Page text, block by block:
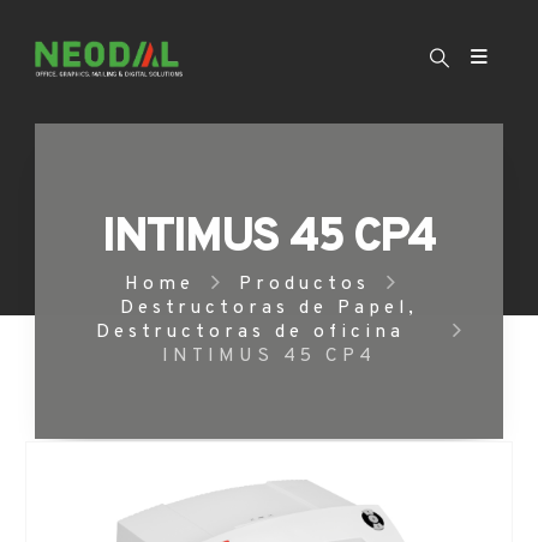
INTIMUS 45 CP4
Home
Productos
Destructoras de Papel ,
Destructoras de oficina
INTIMUS 45 CP4